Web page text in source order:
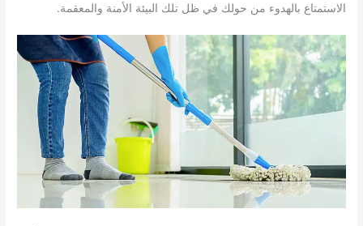
الاستمتاع بالهدوء من حولك في ظل تلك البيئة الأمنة والمعقمة.